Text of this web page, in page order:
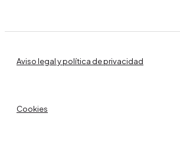
Aviso legal y política de privacidad
Cookies